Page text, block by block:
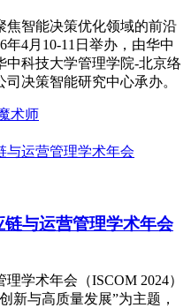
焦智能决策优化领域的前沿
4月10-11日举办，由华中
中科技大学管理学院-北京络
决策智能研究中心承办。
术师
与运营管理学术年会
学术年会（ISCOM 2024）
新与高质量发展”为主题，